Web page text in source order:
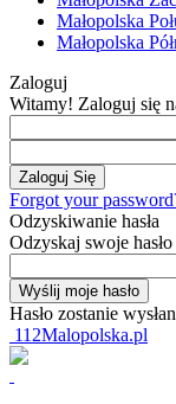
Małopolska
Małopolska
Zaloguj
Witamy! Zaloguj się
Forgot your
Odzyskiwanie hasła
Odzyskaj swoje hasło
Hasło zostanie
112Malopolska.pl